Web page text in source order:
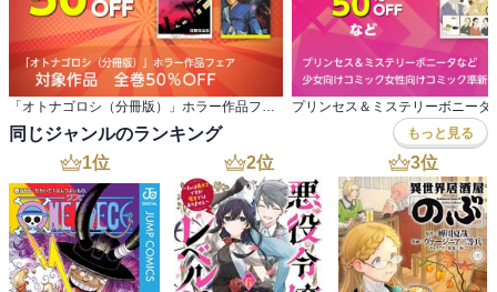
「オトナゴロシ（分冊版）」ホラー作品フェア 対象作品 全巻50％OFF
同じジャンルのランキング もっと見る
1位 2位 3位